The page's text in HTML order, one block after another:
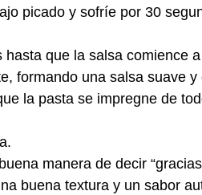
picado y sofríe por 30
que la salsa comience
formando una salsa suave y
la pasta se impregne de
manera de decir
buena textura y un sabor